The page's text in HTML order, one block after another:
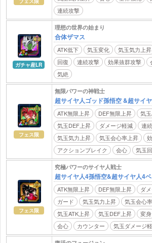
連続攻撃
ガチャ産LR
理想の世界の始まり
合体ザマス
ATK低下 気玉変化 気玉気力上昇
回復
連続攻撃 効果抜群攻撃
気絶
フェス限
無限パワーの神戦士
超サイヤ人ゴッド孫悟空 &超サイ
ATK無限上昇 DEF無限上昇
気
気玉DEF上昇
ダメージ軽減 連
気玉気力上昇
気玉会心率上昇
アクションブレイク
会心 気玉
フェス限
究極パワーのサイヤ人戦士
超サイヤ人4孫悟空&超サイヤ人4
ATK無限上昇 DEF無限上昇 ダ
ガード
気玉気力上昇 気玉会心
気玉ATK上昇
気玉DEF上昇 変身
会心
カウンター 気玉ダメージ